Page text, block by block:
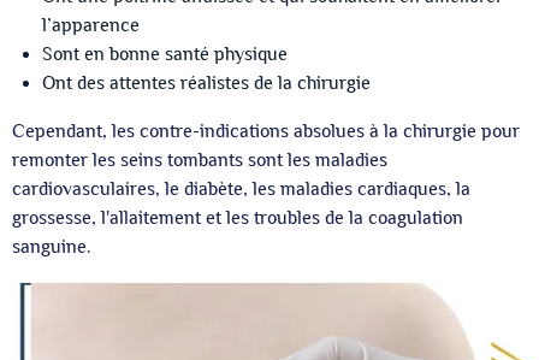
l’apparence
Sont en bonne santé physique
Ont des attentes réalistes de la chirurgie
Cependant, les contre-indications absolues à la chirurgie pour
remonter les seins tombants sont les maladies
cardiovasculaires, le diabète, les maladies cardiaques, la
grossesse, l'allaitement et les troubles de la coagulation
sanguine.